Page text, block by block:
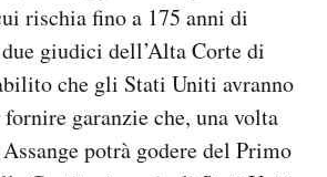
rischia fino a 175 anni di
giudici dell’Alta Corte di
che gli Stati Uniti avranno
garanzie che, una volta
potrà godere del Primo